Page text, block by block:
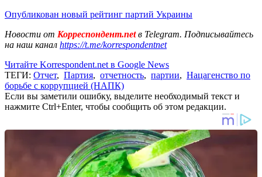
Опубликован новый рейтинг партий Украины
Новости от Корреспондент.netв Telegram. Подписывайтесь
на наш канал https://t.me/korrespondentnet
Читайте Korrespondent.net в Google News
ТЕГИ: Отчет, Партия, отчетность, партии, Нацагенство по
борьбе с коррупцией (НАПК)
Если вы заметили ошибку, выделите необходимый текст и
нажмите Ctrl+Enter, чтобы сообщить об этом редакции.